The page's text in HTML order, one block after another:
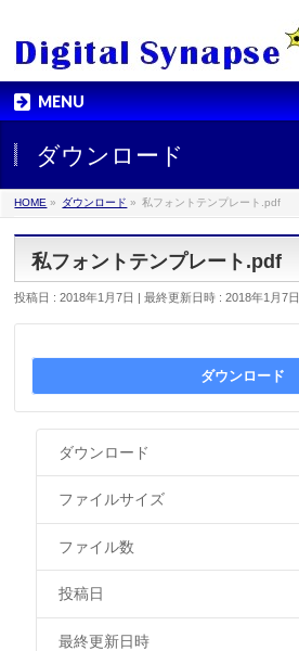
MENU
ダウンロード
HOME » ダウンロード » 私フォントテンプレート.pdf
私フォントテンプレート.pdf
投稿日 : 2018年1月7日 最終更新日時 : 2018年1月7日
ダウンロード
ダウンロード
ファイルサイズ
ファイル数
投稿日
最終更新日時